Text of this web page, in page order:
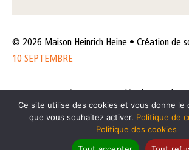
© 2026 Maison Heinrich Heine • Création de
10 SEPTEMBRE
de données
Politique des cookies
Ce site utilise des cookies et vous donne le
que vous souhaitez activer. Politique de
Politique des cookies